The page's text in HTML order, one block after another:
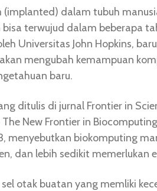
dalam tubuh
bisa terwujud dalam beberapa
Universitas John Hopkins,
mengubah kemampuan
baru.
ditulis di jurnal Frontier in
New Frontier in
menyebutkan biokomputing
dan lebih sedikit memerlukan
sel otak buatan yang memliki